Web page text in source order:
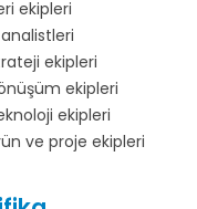
ekipleri
analistleri
ekipleri
ekipleri
ekipleri
ve proje ekipleri